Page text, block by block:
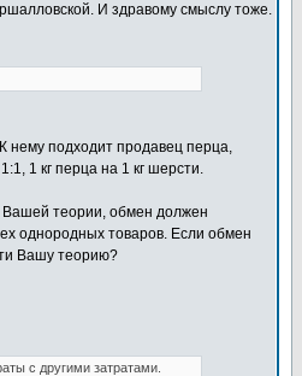
И здравому смыслу тоже.
нему подходит продавец перца,
1 кг перца на 1 кг шерсти.
Вашей теории, обмен должен
однородных товаров. Если обмен
Вашу теорию?
с другими затратами.